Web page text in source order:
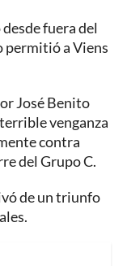
fuera del
permitió a Viens
José Benito
venganza
contra
del Grupo C.
de un triunfo